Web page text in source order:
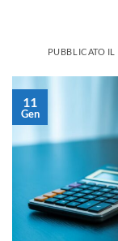
PUBBLICATO IL
11
Gen